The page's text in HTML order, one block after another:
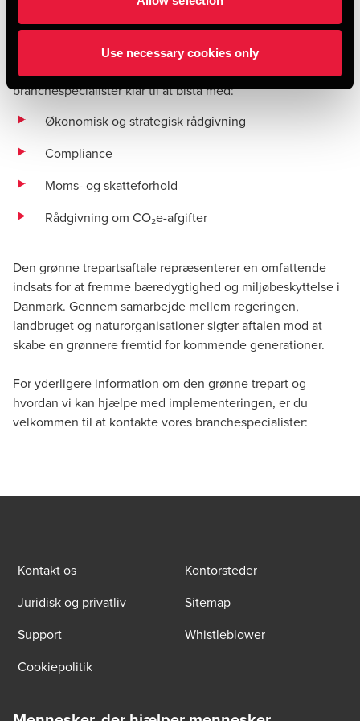
Use necessary cookies only
Som et af landets førende konsulenthuse inden for
rådgivning af den offentlige sektor står vores
branchespecialister klar til at bistå med:
Økonomisk og strategisk rådgivning
Compliance
Moms- og skatteforhold
Rådgivning om CO₂e-afgifter
Den grønne trepartsaftale repræsenterer en omfattende
indsats for at fremme bæredygtighed og miljøbeskyttelse i
Danmark. Gennem samarbejde mellem regeringen,
landbruget og naturorganisationer sigter aftalen mod at
skabe en grønnere fremtid for kommende generationer.
For yderligere information om den grønne trepart og
hvordan vi kan hjælpe med implementeringen, er du
velkommen til at kontakte vores branchespecialister:
Kontakt os
Kontorsteder
Juridisk og privatliv
Sitemap
Support
Whistleblower
Cookiepolitik